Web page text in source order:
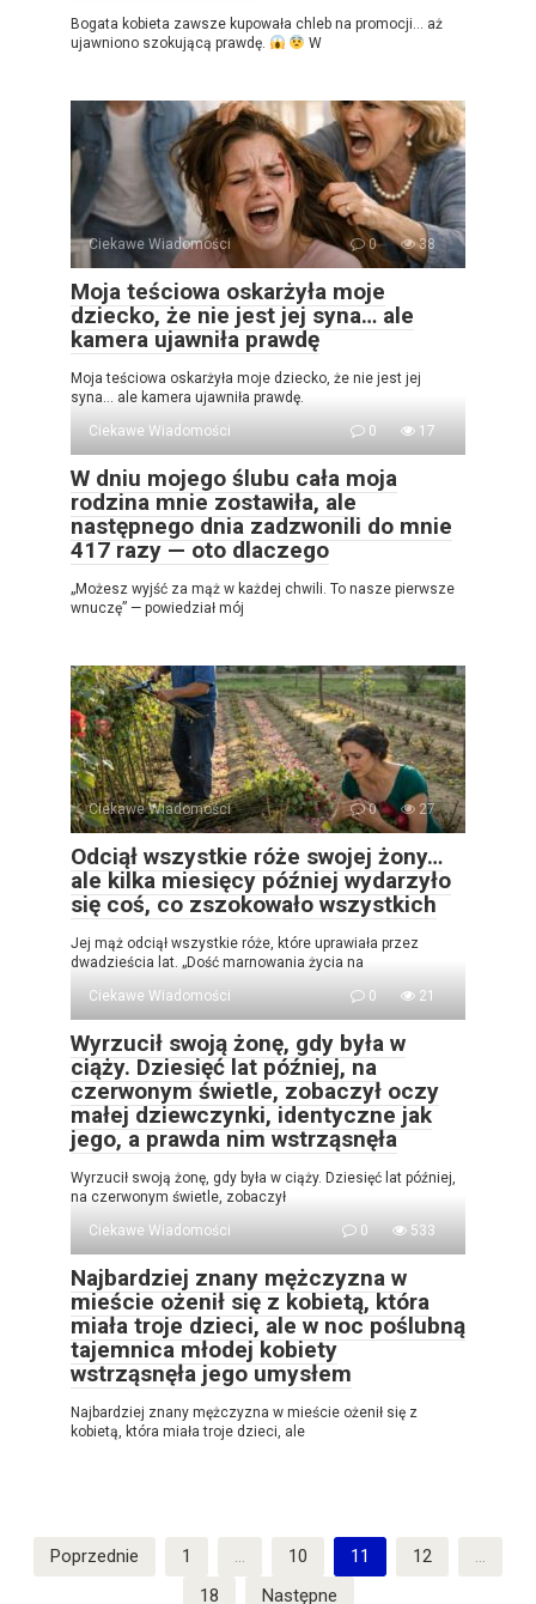
Bogata kobieta zawsze kupowała chleb na promocji… aż
ujawniono szokującą prawdę.
W
Ciekawe Wiadomości 0 38
Moja teściowa oskarżyła moje
dziecko, że nie jest jej syna… ale
kamera ujawniła prawdę
Moja teściowa oskarżyła moje dziecko, że nie jest jej
syna… ale kamera ujawniła prawdę.
Ciekawe Wiadomości
0 17
W dniu mojego ślubu cała moja
rodzina mnie zostawiła, ale
następnego dnia zadzwonili do mnie
417 razy — oto dlaczego
„Możesz wyjść za mąż w każdej chwili. To nasze pierwsze
wnuczę” — powiedział mój
Ciekawe Wiadomości 0 27
Odciął wszystkie róże swojej żony…
ale kilka miesięcy później wydarzyło
się coś, co zszokowało wszystkich
Jej mąż odciął wszystkie róże, które uprawiała przez
dwadzieścia lat. „Dość marnowania życia na
Ciekawe Wiadomości
0 21
Wyrzucił swoją żonę, gdy była w
ciąży. Dziesięć lat później, na
czerwonym świetle, zobaczył oczy
małej dziewczynki, identyczne jak
jego, a prawda nim wstrząsnęła
Wyrzucił swoją żonę, gdy była w ciąży. Dziesięć lat później,
na czerwonym świetle, zobaczył
Ciekawe Wiadomości
0 533
Najbardziej znany mężczyzna w
mieście ożenił się z kobietą, która
miała troje dzieci, ale w noc poślubną
tajemnica młodej kobiety
wstrząsnęła jego umysłem
Najbardziej znany mężczyzna w mieście ożenił się z
kobietą, która miała troje dzieci, ale
Stronicowanie
wpisów
Poprzednie 1 … 10 11 12
…
18
Następne